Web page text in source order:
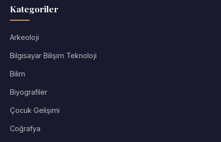
Kategoriler
Arkeoloji
Bilgisayar Bilişim Teknoloji
Bilim
Biyografiler
Çocuk Gelişimi
Coğrafya